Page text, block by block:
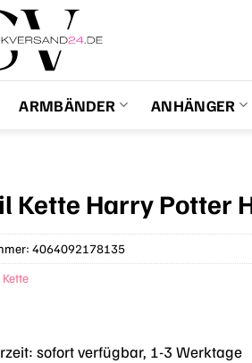
ARMBÄNDER ANHÄNGER
Kette Harry Potter
sofort verfügbar, 1-3 Werktage
4064092178135
Kette